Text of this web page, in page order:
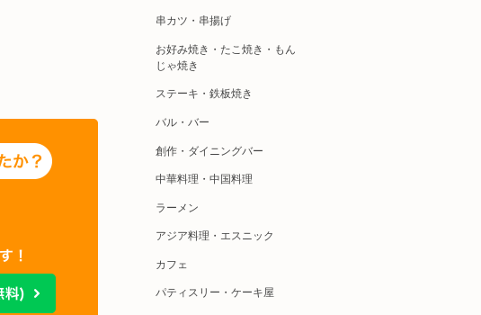
串カツ・串揚げ
お好み焼き・たこ焼き・もん
じゃ焼き
ステーキ・鉄板焼き
バル・バー
創作・ダイニングバー
中華料理・中国料理
ラーメン
アジア料理・エスニック
カフェ
パティスリー・ケーキ屋